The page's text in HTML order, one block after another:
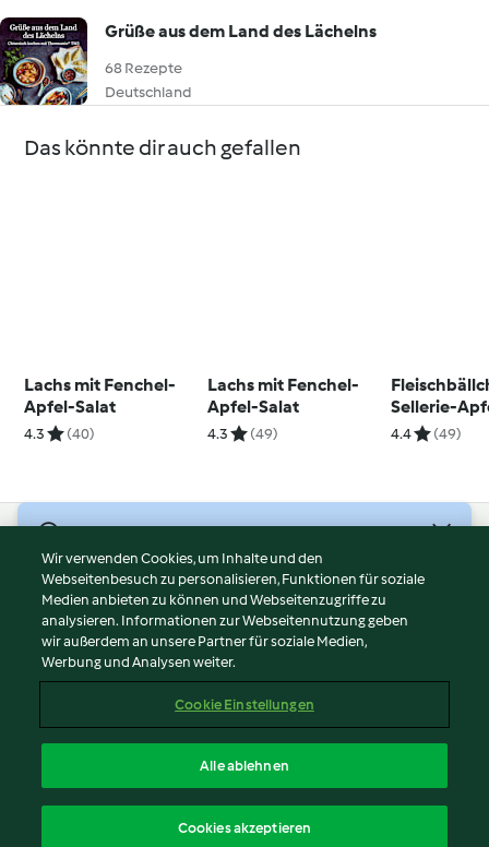
Grüße aus dem Land des Lächelns
68 Rezepte
Deutschland
Das könnte dir auch gefallen
Lachs mit Fenchel-
Apfel-Salat
4.3 (40)
Lachs mit Fenchel-
Apfel-Salat
4.3 (49)
Sellerie-
und
4.4 (49)
Nutzungsbedingungen
Datenschutzrichtlinien
Disclaimer
Impressum
Inhalt melden
Erklärung zur Barrierefreiheit
Wir verwenden Cookies, um Inhalte und den
Webseitenbesuch zu personalisieren, Funktionen für soziale
Medien anbieten zu können und Webseitenzugriffe zu
analysieren. Informationen zur Webseitennutzung geben
wir außerdem an unsere Partner für soziale Medien,
Werbung und Analysen weiter.
Cookie Einstellungen
Alle ablehnen
Cookies akzeptieren